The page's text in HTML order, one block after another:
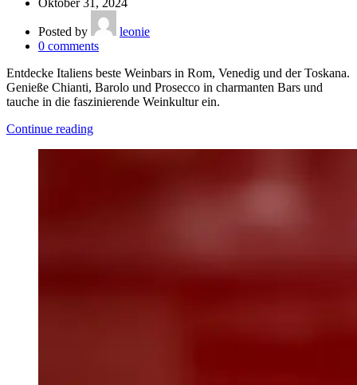
Oktober 31, 2024
Posted by
leonie
0 comments
Entdecke Italiens beste Weinbars in Rom, Venedig und der Toskana.
Genieße Chianti, Barolo und Prosecco in charmanten Bars und
tauche in die faszinierende Weinkultur ein.
Continue reading